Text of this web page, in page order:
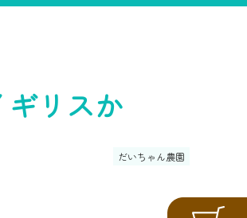
リスか
だいちゃん農園